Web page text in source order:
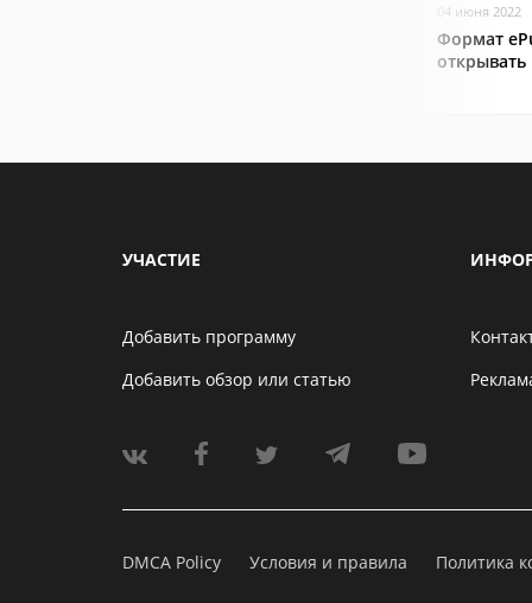
04 июня 2022
Формат
открывать
УЧАСТИЕ
Добавить программу
Добавить обзор или статью
DMCA Policy Условия и правила Политика